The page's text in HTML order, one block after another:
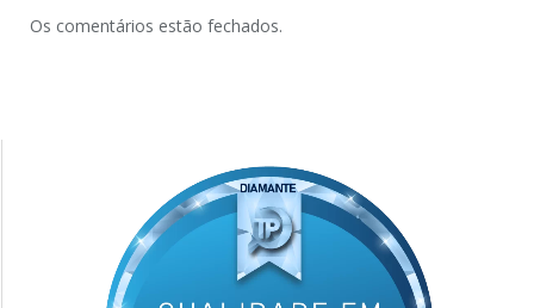
Os comentários estão fechados.